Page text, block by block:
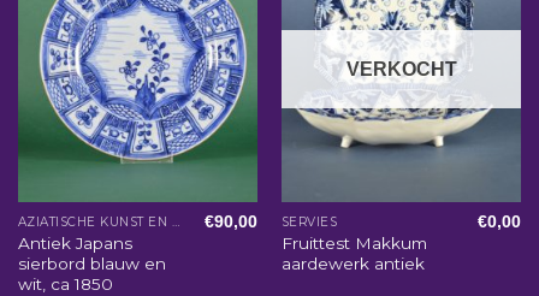
AZIATISCHE KUNST EN WOONACCESSOIRES
Antiek Japans
sierbord blauw en
wit, ca 1850
€90,00
VERKOCHT
SERVIES
Fruittest Makkum
aardewerk antiek
€0,00